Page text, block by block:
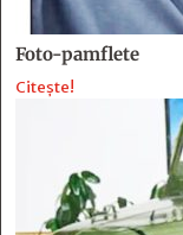
Foto-pamflete
Citește!